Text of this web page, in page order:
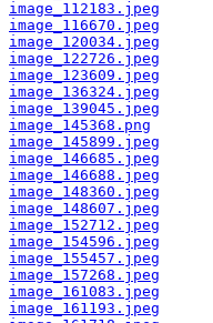
image_112183.jpeg
image_116670.jpeg
image_120034.jpeg
image_122726.jpeg
image_123609.jpeg
image_136324.jpeg
image_139045.jpeg
image_145368.png
image_145899.jpeg
image_146685.jpeg
image_146688.jpeg
image_148360.jpeg
image_148607.jpeg
image_152712.jpeg
image_154596.jpeg
image_155457.jpeg
image_157268.jpeg
image_161083.jpeg
image_161193.jpeg